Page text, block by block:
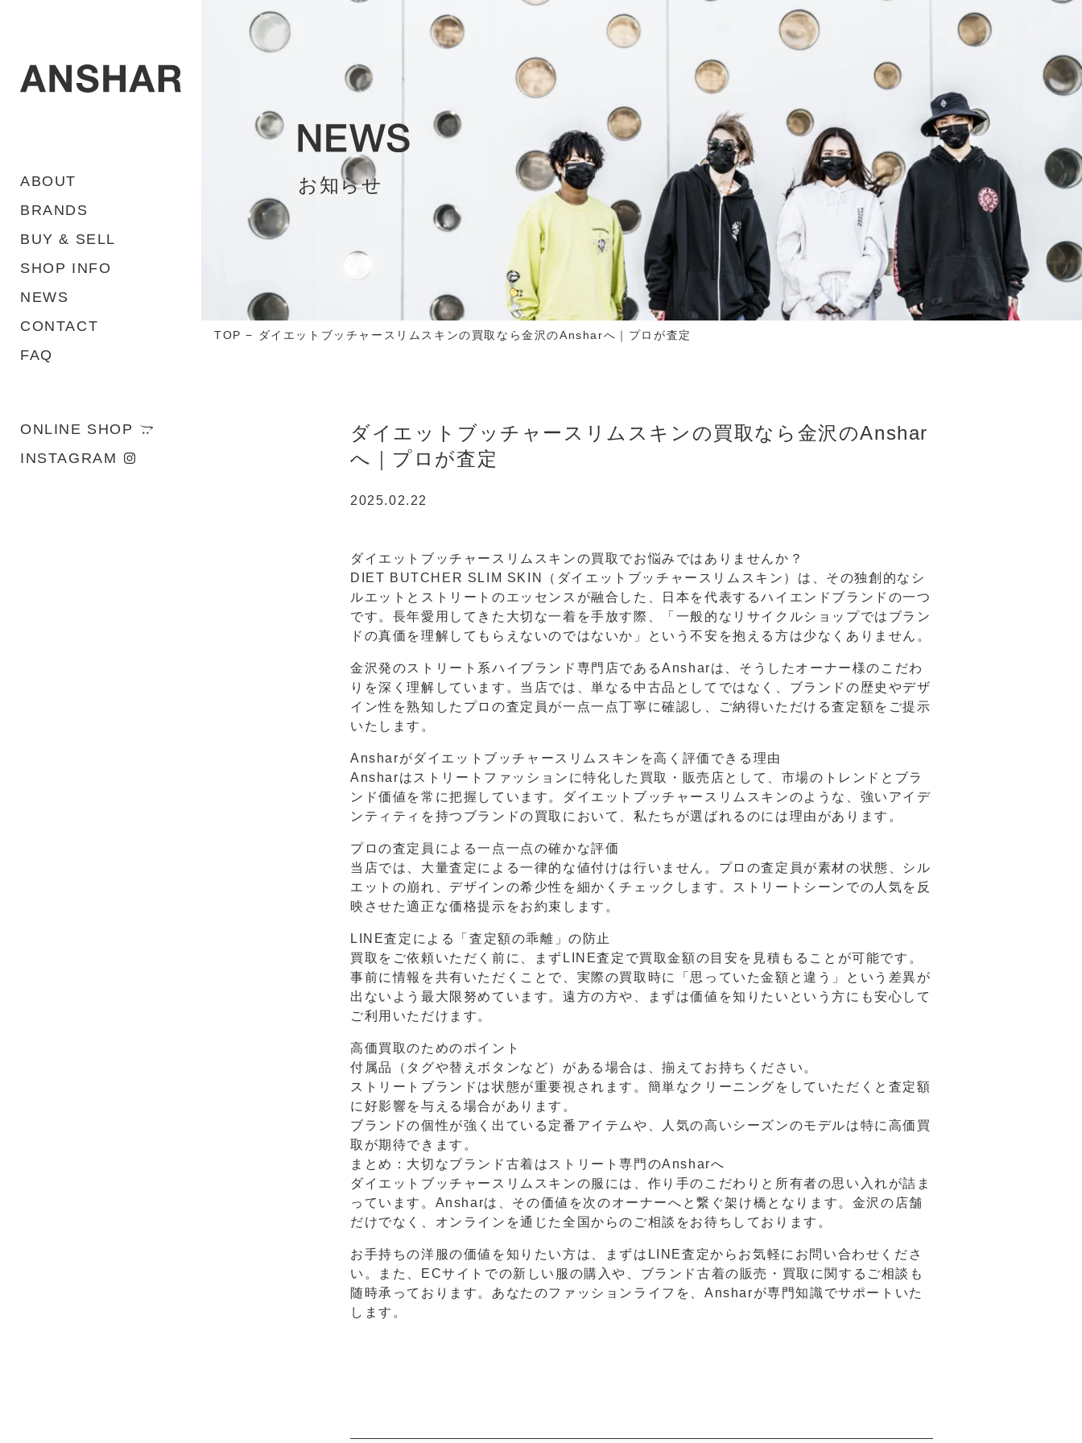
ABOUT
BRANDS
BUY & SELL
SHOP INFO
NEWS
CONTACT
FAQ
ONLINE SHOP
INSTAGRAM
お知らせ
TOP − ダイエットブッチャースリムスキンの買取なら金沢のAnsharへ｜プロが査定
ダイエットブッチャースリムスキンの買取なら金沢のAnshar
へ｜プロが査定
2025.02.22
ダイエットブッチャースリムスキンの買取でお悩みではありませんか？
DIET BUTCHER SLIM SKIN（ダイエットブッチャースリムスキン）は、その独創的なシ
ルエットとストリートのエッセンスが融合した、日本を代表するハイエンドブランドの一つ
です。長年愛用してきた大切な一着を手放す際、「一般的なリサイクルショップではブラン
ドの真価を理解してもらえないのではないか」という不安を抱える方は少なくありません。
金沢発のストリート系ハイブランド専門店であるAnsharは、そうしたオーナー様のこだわ
りを深く理解しています。当店では、単なる中古品としてではなく、ブランドの歴史やデザ
イン性を熟知したプロの査定員が一点一点丁寧に確認し、ご納得いただける査定額をご提示
いたします。
Ansharがダイエットブッチャースリムスキンを高く評価できる理由
Ansharはストリートファッションに特化した買取・販売店として、市場のトレンドとブラ
ンド価値を常に把握しています。ダイエットブッチャースリムスキンのような、強いアイデ
ンティティを持つブランドの買取において、私たちが選ばれるのには理由があります。
プロの査定員による一点一点の確かな評価
当店では、大量査定による一律的な値付けは行いません。プロの査定員が素材の状態、シル
エットの崩れ、デザインの希少性を細かくチェックします。ストリートシーンでの人気を反
映させた適正な価格提示をお約束します。
LINE査定による「査定額の乖離」の防止
買取をご依頼いただく前に、まずLINE査定で買取金額の目安を見積もることが可能です。
事前に情報を共有いただくことで、実際の買取時に「思っていた金額と違う」という差異が
出ないよう最大限努めています。遠方の方や、まずは価値を知りたいという方にも安心して
ご利用いただけます。
高価買取のためのポイント
付属品（タグや替えボタンなど）がある場合は、揃えてお持ちください。
ストリートブランドは状態が重要視されます。簡単なクリーニングをしていただくと査定額
に好影響を与える場合があります。
ブランドの個性が強く出ている定番アイテムや、人気の高いシーズンのモデルは特に高価買
取が期待できます。
まとめ：大切なブランド古着はストリート専門のAnsharへ
ダイエットブッチャースリムスキンの服には、作り手のこだわりと所有者の思い入れが詰ま
っています。Ansharは、その価値を次のオーナーへと繋ぐ架け橋となります。金沢の店舗
だけでなく、オンラインを通じた全国からのご相談をお待ちしております。
お手持ちの洋服の価値を知りたい方は、まずはLINE査定からお気軽にお問い合わせくださ
い。また、ECサイトでの新しい服の購入や、ブランド古着の販売・買取に関するご相談も
随時承っております。あなたのファッションライフを、Ansharが専門知識でサポートいた
します。